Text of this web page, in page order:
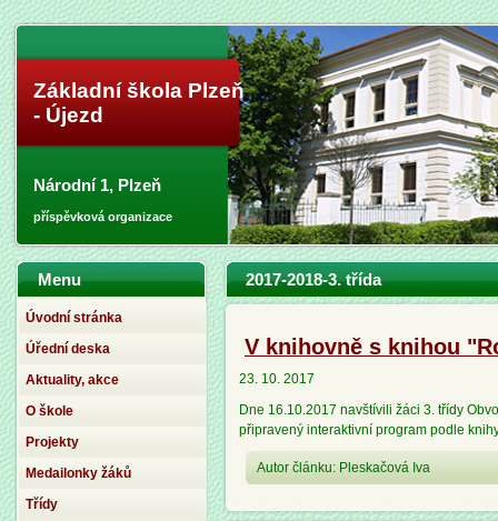
Základní škola Plzeň
- Újezd
Národní 1, Plzeň
příspěvková organizace
2017-2018-3. třída
V knihovně s knihou
23. 10. 2017
Dne 16.10.2017 navštívili žáci 3. třídy
připravený interaktivní program podle
Autor článku: Pleskačová Iva
Menu
Úvodní stránka
Úřední deska
Aktuality, akce
O škole
Projekty
Medailonky žáků
Třídy